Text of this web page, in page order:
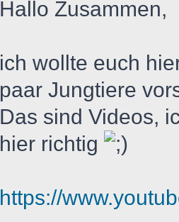
Hallo Zusammen,
ich wollte euch
paar Jungtiere
Das sind Videos,
hier richtig
https://